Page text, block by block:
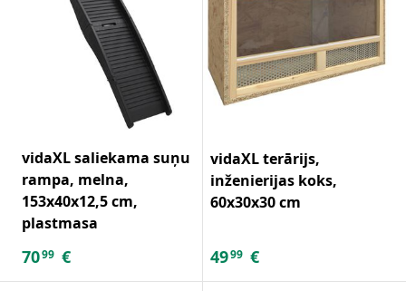
vidaXL saliekama suņu
rampa, melna,
153x40x12,5 cm,
plastmasa
7099 €
vidaXL terārijs,
inženierijas koks,
60x30x30 cm
4999 €